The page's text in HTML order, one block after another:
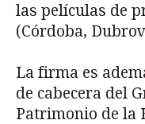
las películas de
(Córdoba,
La firma es
de cabecera del
Patrimonio de la